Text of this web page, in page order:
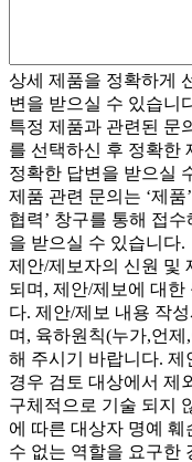
상세 제품을 정확하게
변을 받으실 수 있습니
특정 제품과 관련된 문
를 선택하신 후 정확한
정확한 답변을 받으실
제품 관련 문의는 ‘제품
협력’ 창구를 통해 접
을 받으실 수 있습니다.
제안/제보자의 신원 및
되며, 제안/제보에 대한
다. 제안/제보 내용 작
며, 육하원칙(누가,언
해 주시기 바랍니다.
경우 검토 대상에서 제
구체적으로 기술 되지
에 따른 대상자 명예
수 없는 역할을 요구한